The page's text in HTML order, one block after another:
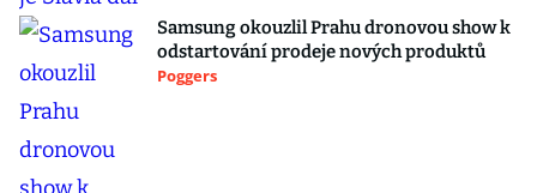
Samsung okouzlil Prahu dronovou show k
odstartování prodeje nových produktů
Poggers